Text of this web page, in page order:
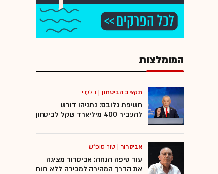
המומלצות
תקציב הביטחון |בלעדי
חשיפת גלובס: נתניהו דורש
להעביר 400 מיליארד שקל לביטחון
אביסרור| טור סופ"ש
עוד טיפה הנחה: אביסרור מציגה
את הדרך המהירה למכירה ללא רווח